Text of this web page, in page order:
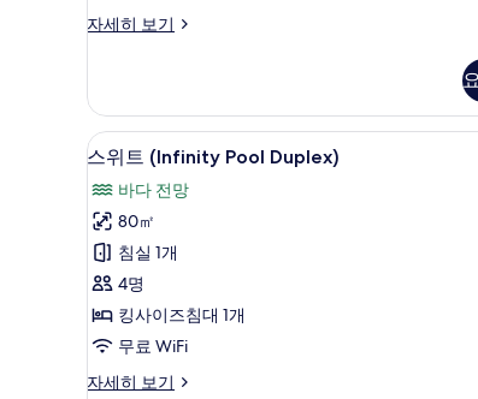
전
사
진
모
두
보
기
자세히 보기
주
위
트,
바
전
망
자
세
히
보
기
스
트
(Infinity
Pool
Duplex)
사
진
모
스위트 (Infinity Pool
5
스위트 (Infinity Pool Duplex)
바다 전망
80㎡
침실 1개
4명
킹사이즈침대 1개
무료 WiFi
자세히 보기
스